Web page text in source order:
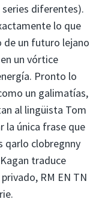
diferentes).
lo que
de un futuro lejano
un vórtice
Pronto lo
un galimatías,
al lingüista Tom
la única frase que
qarlo clobregnny
traduce
RM EN TN